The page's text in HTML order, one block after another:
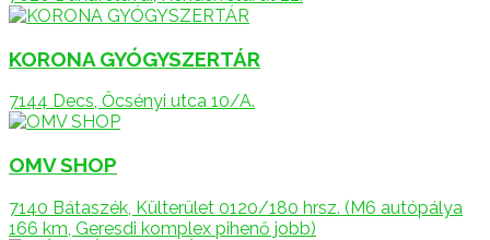
KORONA GYÓGYSZERTÁR
7144 Decs, Őcsényi utca 10/A.
OMV SHOP
7140 Bátaszék, Külterület 0120/180 hrsz. (M6 autópálya
166 km, Geresdi komplex pihenő jobb)